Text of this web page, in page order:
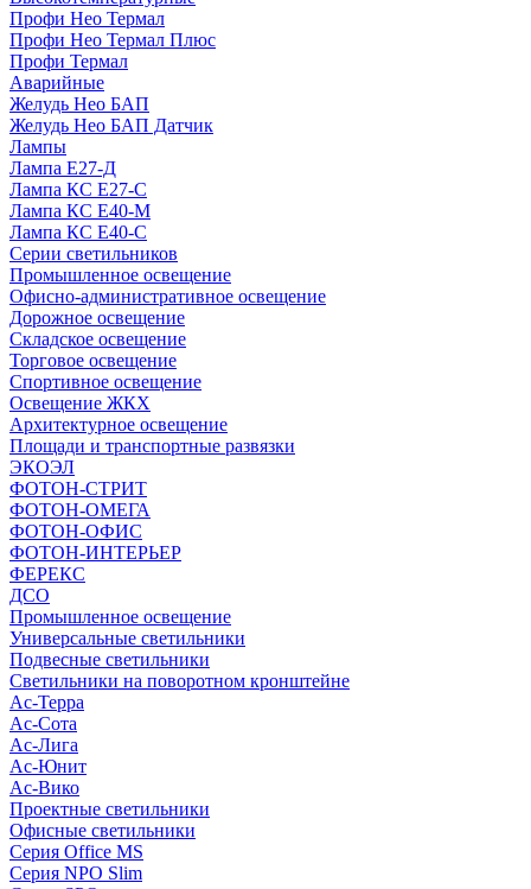
Профи Нео Термал
Профи Нео Термал Плюс
Профи Термал
Аварийные
Желудь Нео БАП
Желудь Нео БАП Датчик
Лампы
Лампа Е27-Д
Лампа КС Е27-С
Лампа КС Е40-М
Лампа КС Е40-С
Серии светильников
Промышленное освещение
Офисно-административное освещение
Дорожное освещение
Складское освещение
Торговое освещение
Спортивное освещение
Освещение ЖКХ
Архитектурное освещение
Площади и транспортные развязки
ЭКОЭЛ
ФОТОН-СТРИТ
ФОТОН-ОМЕГА
ФОТОН-ОФИС
ФОТОН-ИНТЕРЬЕР
ФЕРЕКС
ДСО
Промышленное освещение
Универсальные светильники
Подвесные светильники
Светильники на поворотном кронштейне
Ас-Терра
Ас-Сота
Ас-Лига
Ас-Юнит
Ас-Вико
Проектные светильники
Офисные светильники
Серия Office MS
Серия NPO Slim